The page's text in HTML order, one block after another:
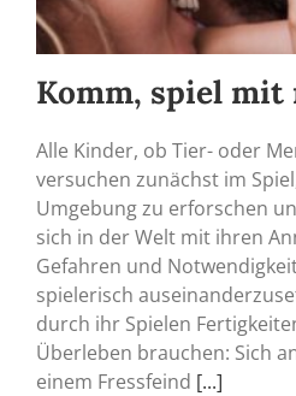
Komm, spiel mit
Alle Kinder, ob Tier- oder
versuchen zunächst im
Umgebung zu erforschen
sich in der Welt mit ihren
Gefahren und
spielerisch
durch ihr Spielen
Überleben brauchen: Sich
einem Fressfeind [...]